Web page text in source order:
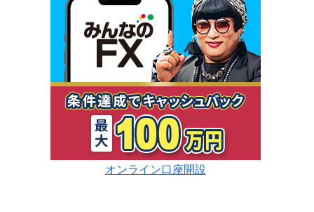
オンライン口座開設